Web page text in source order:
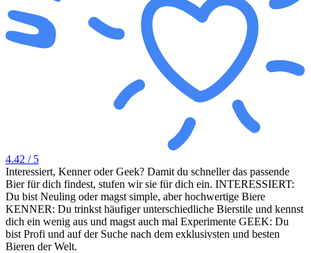
4.42 / 5
Interessiert, Kenner oder Geek? Damit du schneller das passende
Bier für dich findest, stufen wir sie für dich ein. INTERESSIERT:
Du bist Neuling oder magst simple, aber hochwertige Biere
KENNER: Du trinkst häufiger unterschiedliche Bierstile und kennst
dich ein wenig aus und magst auch mal Experimente GEEK: Du
bist Profi und auf der Suche nach dem exklusivsten und besten
Bieren der Welt.